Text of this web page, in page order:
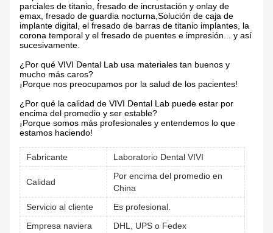
parciales de titanio, fresado de incrustación y onlay de
emax, fresado de guardia nocturna,Solución de caja de
implante digital, el fresado de barras de titanio implantes, la
corona temporal y el fresado de puentes e impresión... y así
sucesivamente.
¿Por qué VIVI Dental Lab usa materiales tan buenos y
mucho más caros?
¡Porque nos preocupamos por la salud de los pacientes!
¿Por qué la calidad de VIVI Dental Lab puede estar por
encima del promedio y ser estable?
¡Porque somos más profesionales y entendemos lo que
estamos haciendo!
Fabricante Laboratorio Dental VIVI
Calidad
Por encima del promedio en
China
Servicio al cliente
Es profesional.
Empresa naviera
DHL, UPS o Fedex